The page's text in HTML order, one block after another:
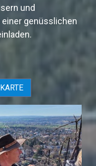
und
genüsslichen